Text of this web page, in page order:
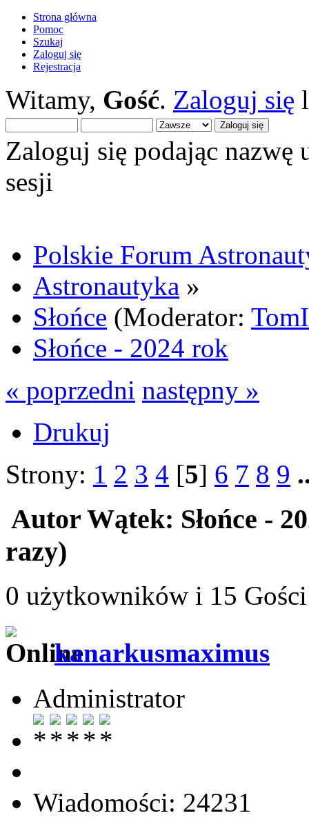
Strona główna
Pomoc
Szukaj
Zaloguj się
Rejestracja
Witamy, Gość. Zaloguj się
Zaloguj się podając nazwę
sesji
Polskie Forum
Astronautyka »
Słońce (Moderator:
Słońce - 2024 rok
« poprzedni następny »
Drukuj
Strony: 1 2 3 4 [5] 6 7 8 9
Autor Wątek: Słońce -
razy)
0 użytkowników i 15
kanarkusmaximus
Administrator
Wiadomości: 24231